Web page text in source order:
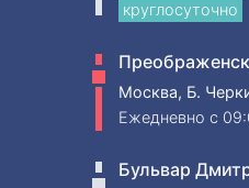
круглосуточно
Москва, Б.
Ежедневно c
Бульвар